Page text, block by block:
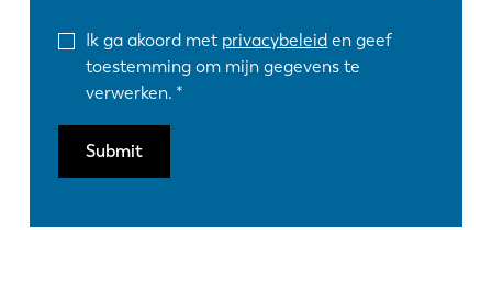
Ik ga akoord met privacybeleid en geef
toestemming om mijn gegevens te
verwerken.
Submit